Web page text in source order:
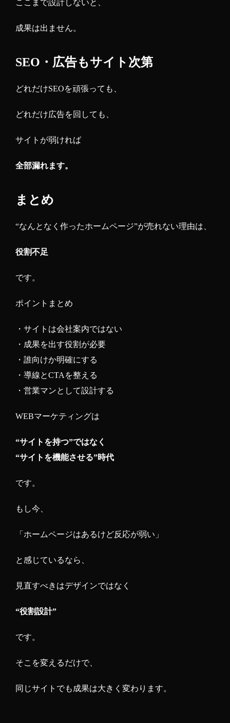
ここまで設計しないと、
成果は出ません。
SEO・広告もサイト次第
どれだけSEOを頑張っても、
どれだけ広告を回しても、
サイトが弱ければ
全部漏れます。
まとめ
“なんとなく作ったホームページ”が売れない理由は、
役割不足
です。
ポイントまとめ
・サイトは会社案内ではない
・成果を出す役割が必要
・誰向けか明確にする
・導線とCTAを整える
・営業マンとして設計する
WEBマーケティングは
“サイトを持つ”ではなく
“サイトを機能させる”時代
です。
もし今、
「ホームページはあるけど反応が弱い」
と感じているなら、
見直すべきはデザインではなく
“役割設計”
です。
そこを変えるだけで、
同じサイトでも成果は大きく変わります。